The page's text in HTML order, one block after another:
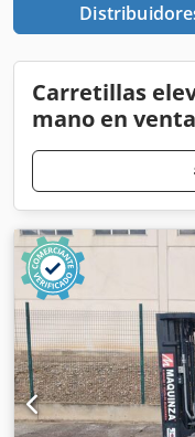
Carretillas
mano en venta